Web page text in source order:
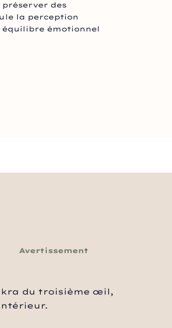
des
la perception
émotionnel
Avertissement
du troisième œil,